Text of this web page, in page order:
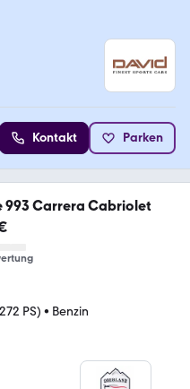
Kontakt Parken
993 Carrera Cabriolet
PS) • Benzin